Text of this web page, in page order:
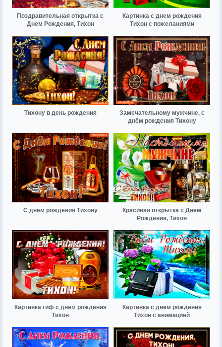
Поздравительная открытка с
Днем Рождения, Тихон
Картинка с днем рождения
Тихон с пожеланиями
Тихону в день рождения
Замечательному мужчине, с
днём рождения Тихону
С днём рождения Тихону
Красивая открытка с Днем
Рождения, Тихон
Картинка гиф с днем рождения
Тихон
Картинка с днем рождения
Тихон с анимацией